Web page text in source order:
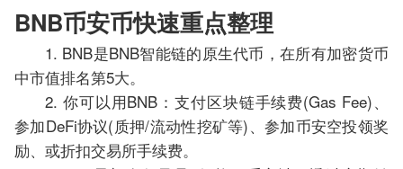
BNB币安币快速重点整理
1. BNB是BNB智能链的原生代币，在所有加密货币
中市值排名第5大。
2. 你可以用BNB：支付区块链手续费(Gas Fee)、
参加DeFi协议(质押/流动性挖矿等)、参加币安空投领奖
励、或折扣交易所手续费。